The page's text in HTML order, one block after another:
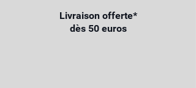
Livraison offerte*
dès 50 euros